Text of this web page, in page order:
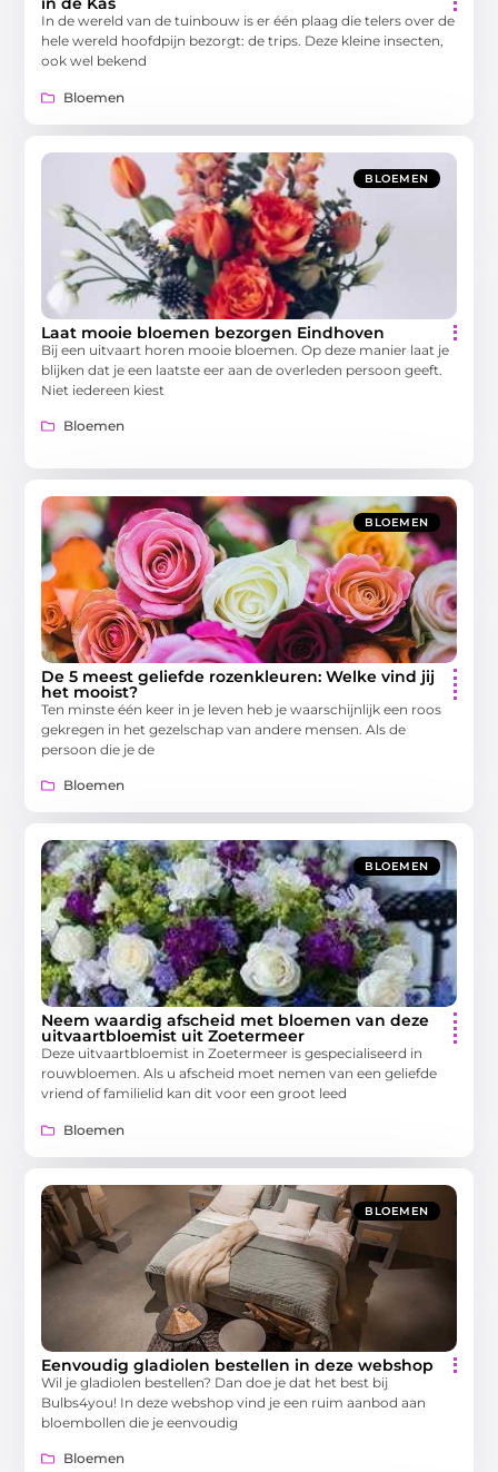
In de wereld van de tuinbouw is er één plaag die telers over de
hele wereld hoofdpijn bezorgt: de trips. Deze kleine insecten,
ook wel bekend
Bloemen
BLOEMEN
Laat mooie bloemen bezorgen Eindhoven
Bij een uitvaart horen mooie bloemen. Op deze manier laat je
blijken dat je een laatste eer aan de overleden persoon geeft.
Niet iedereen kiest
Bloemen
BLOEMEN
De 5 meest geliefde rozenkleuren: Welke vind jij
het mooist?
Ten minste één keer in je leven heb je waarschijnlijk een roos
gekregen in het gezelschap van andere mensen. Als de
persoon die je de
Bloemen
BLOEMEN
Neem waardig afscheid met bloemen van deze
uitvaartbloemist uit Zoetermeer
Deze uitvaartbloemist in Zoetermeer is gespecialiseerd in
rouwbloemen. Als u afscheid moet nemen van een geliefde
vriend of familielid kan dit voor een groot leed
Bloemen
BLOEMEN
Eenvoudig gladiolen bestellen in deze webshop
Wil je gladiolen bestellen? Dan doe je dat het best bij
Bulbs4you! In deze webshop vind je een ruim aanbod aan
bloembollen die je eenvoudig
Bloemen